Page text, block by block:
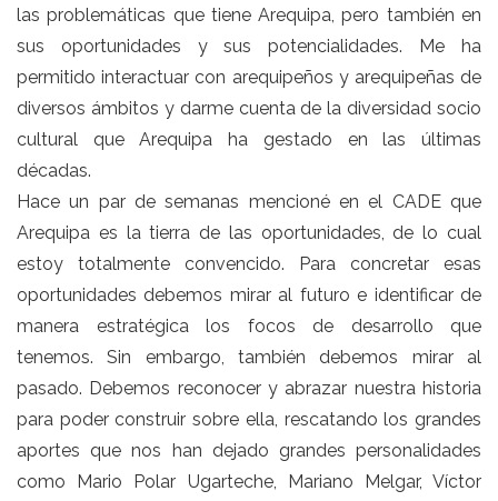
las problemáticas que tiene Arequipa, pero también en
sus oportunidades y sus potencialidades. Me ha
permitido interactuar con arequipeños y arequipeñas de
diversos ámbitos y darme cuenta de la diversidad socio
cultural que Arequipa ha gestado en las últimas
décadas.
Hace un par de semanas mencioné en el CADE que
Arequipa es la tierra de las oportunidades, de lo cual
estoy totalmente convencido. Para concretar esas
oportunidades debemos mirar al futuro e identificar de
manera estratégica los focos de desarrollo que
tenemos. Sin embargo, también debemos mirar al
pasado. Debemos reconocer y abrazar nuestra historia
para poder construir sobre ella, rescatando los grandes
aportes que nos han dejado grandes personalidades
como Mario Polar Ugarteche, Mariano Melgar, Víctor